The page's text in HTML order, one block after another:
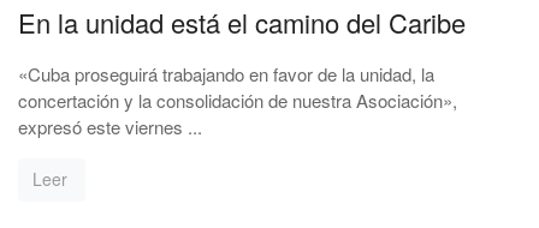
En la unidad está el camino del Caribe
«Cuba proseguirá trabajando en favor de la unidad, la
concertación y la consolidación de nuestra Asociación»,
expresó este viernes ...
Leer